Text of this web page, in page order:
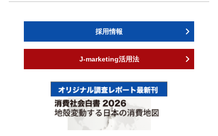
採用情報
J-marketing活用法